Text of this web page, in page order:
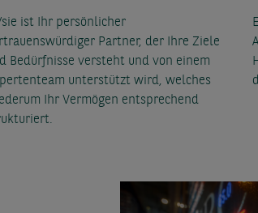
sie ist Ihr persönlicher
Partner, der Ihre Ziele
Bedürfnisse versteht und von einem
unterstützt wird, welches
Ihr Vermögen entsprechend